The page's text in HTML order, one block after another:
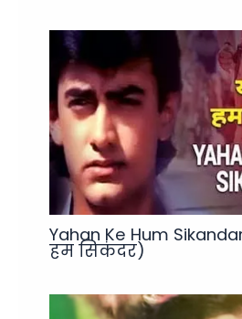
Yahan Ke Hum
हम सिकंदर)